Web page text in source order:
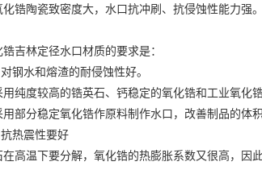
化锆陶瓷致密度大，水口抗冲刷、抗侵蚀性能力强
吉林定径水口材质的要求是：
水和熔渣的耐侵蚀性好。
度较高的锆英石、钙稳定的氧化锆和工业氧化
部分稳定氧化锆作原料制作水口，改善制品的体积
热震性要好
温下要分解，氧化锆的热膨胀系数又很高，因此